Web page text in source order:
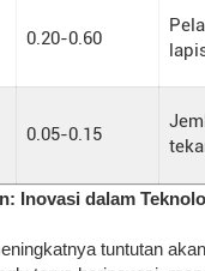
0.20-0.60
0.05-0.15
Inovasi dalam
tuntutan